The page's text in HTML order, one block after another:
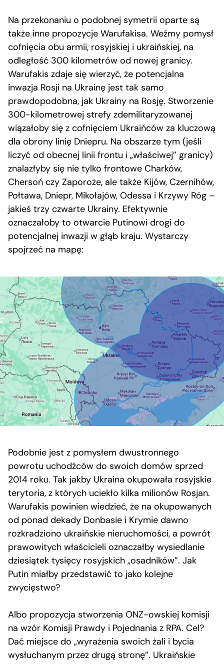
Na przekonaniu o podobnej symetrii oparte są
także inne propozycje Warufakisa. Weźmy pomysł
cofnięcia obu armii, rosyjskiej i ukraińskiej, na
odległość 300 kilometrów od nowej granicy.
Warufakis zdaje się wierzyć, że potencjalna
inwazja Rosji na Ukrainę jest tak samo
prawdopodobna, jak Ukrainy na Rosję. Stworzenie
300-kilometrowej strefy zdemilitaryzowanej
wiązałoby się z cofnięciem Ukraińców za kluczową
dla obrony linię Dniepru. Na obszarze tym (jeśli
liczyć od obecnej linii frontu i „właściwej” granicy)
znalazłyby się nie tylko frontowe Charków,
Chersoń czy Zaporoże, ale także Kijów, Czernihów,
Połtawa, Dniepr, Mikołajów, Odessa i Krzywy Róg –
jakieś trzy czwarte Ukrainy. Efektywnie
oznaczałoby to otwarcie Putinowi drogi do
potencjalnej inwazji w głąb kraju. Wystarczy
spojrzeć na mapę:
Podobnie jest z pomysłem dwustronnego
powrotu uchodźców do swoich domów sprzed
2014 roku. Tak jakby Ukraina okupowała rosyjskie
terytoria, z których uciekło kilka milionów Rosjan.
Warufakis powinien wiedzieć, że na okupowanych
od ponad dekady Donbasie i Krymie dawno
rozkradziono ukraińskie nieruchomości, a powrót
prawowitych właścicieli oznaczałby wysiedlanie
dziesiątek tysięcy rosyjskich „osadników”. Jak
Putin miałby przedstawić to jako kolejne
zwycięstwo?
Albo propozycja stworzenia ONZ-owskiej komisji
na wzór Komisji Prawdy i Pojednania z RPA. Cel?
Dać miejsce do „wyrażenia swoich żali i bycia
wysłuchanym przez drugą stronę”. Ukraińskie